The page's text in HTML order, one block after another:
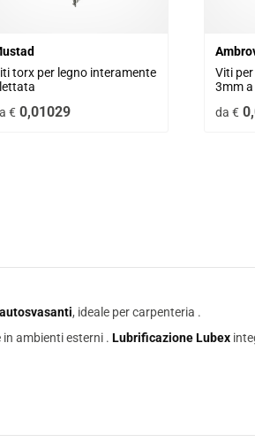
, ideale per carpenteria .
ambienti esterni . Lubrificazione Lubex
torx per legno interamente
€ 0,01029
Viti
3mm
da €